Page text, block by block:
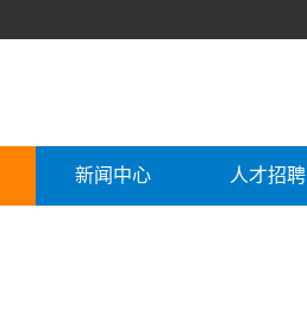
新闻中心 人才招聘